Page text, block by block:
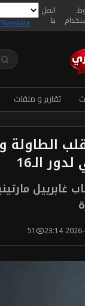
اتصل
بنا Translate
تقارير و ملفات
الطاولة
الـ16
غابرييل
2026-
51